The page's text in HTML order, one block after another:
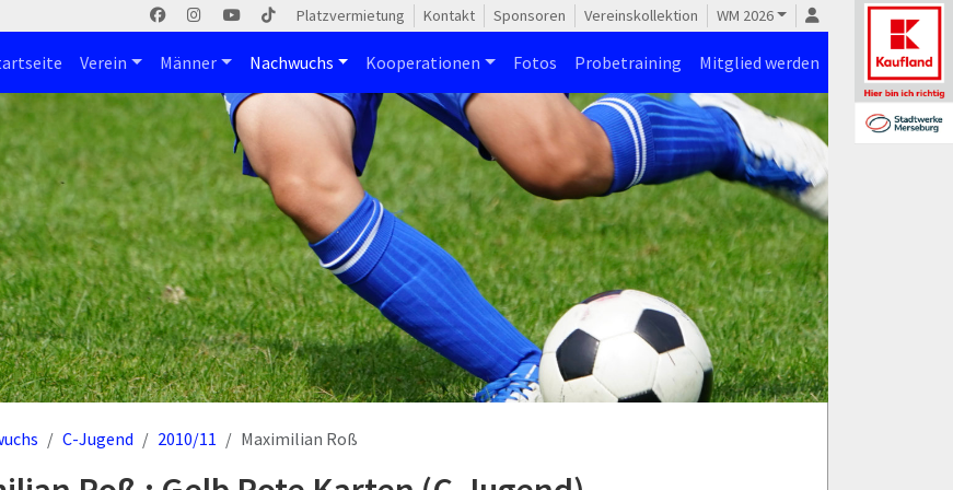
Platzvermietung Kontakt Sponsoren Vereinskollektion WM 2026
Verein Männer Nachwuchs Kooperationen Fotos Probetraining Mitglied werden
C-Jugend 2010/11 Maximilian Roß